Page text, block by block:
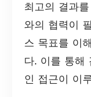
최고의 결과
와의 협력이
스 목표를 이
다. 이를 통해
인 접근이 이